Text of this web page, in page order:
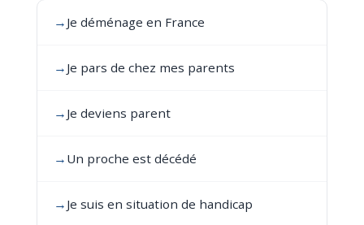
→ Je déménage en France
→ Je pars de chez mes parents
→ Je deviens parent
→ Un proche est décédé
→ Je suis en situation de handicap